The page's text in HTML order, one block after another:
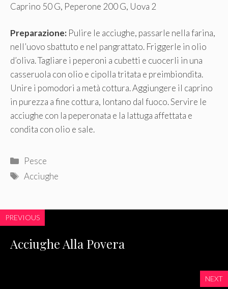
Caprino 50 G, Peperone 200 G, Uova 2
Preparazione: Pulire le acciughe, passarle nella farina,
nell’uovo sbattuto e nel pangrattato. Friggerle in olio
d’oliva. Tagliare i peperoni a cubetti e cuocerli in una
casseruola con olio e cipolla tritata e preimbiondita.
Unire i pomodori a metà cottura. Aggiungere il caprino
in purezza a fine cottura, lontano dal fuoco. Servire le
acciughe con la peperonata e la lattuga affettata e
condita con olio e sale.
Categorie
Pesce
Tag
Acciughe
PREVIOUS
Acciughe Alla Povera
NEXT